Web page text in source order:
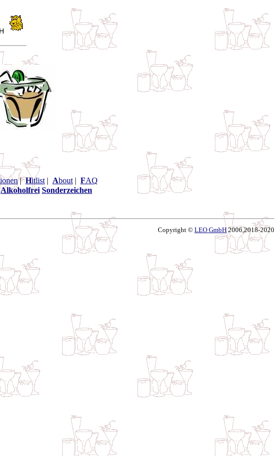
|Hitlist | About | FAQ
Alkoholfrei Sonderzeichen
Copyright © LEO GmbH2006,2018-2020